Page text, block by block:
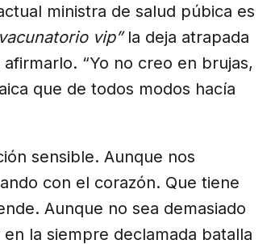
ministra de salud púbica es
vip”la deja atrapada
“Yo no creo en brujas,
que de todos modos hacía
sensible. Aunque nos
con el corazón. Que tiene
Aunque no sea demasiado
la siempre declamada batalla